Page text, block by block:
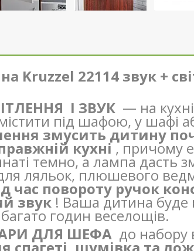
Kruzzel 22114 звук +
І ЗВУК — на
під шафою, у шафі
змусить дитину
кухні, причому
темно, а лампа дасть
ляльок, плюшевого
час повороту ручок
звук ! Ваша дитина буде
годин веселощів.
ДЛЯ ШЕФА до набору